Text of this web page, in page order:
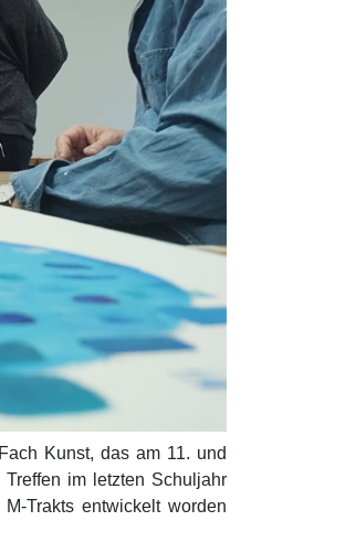
Kunst, das am 11. und
im letzten Schuljahr
Trakts entwickelt worden